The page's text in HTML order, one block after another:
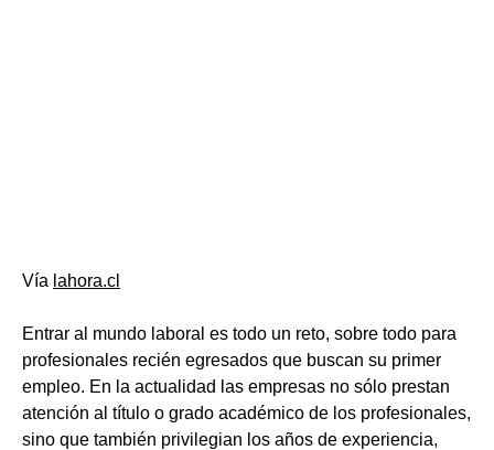
Vía lahora.cl
Entrar al mundo laboral es todo un reto, sobre todo para
profesionales recién egresados que buscan su primer
empleo. En la actualidad las empresas no sólo prestan
atención al título o grado académico de los profesionales,
sino que también privilegian los años de experiencia,